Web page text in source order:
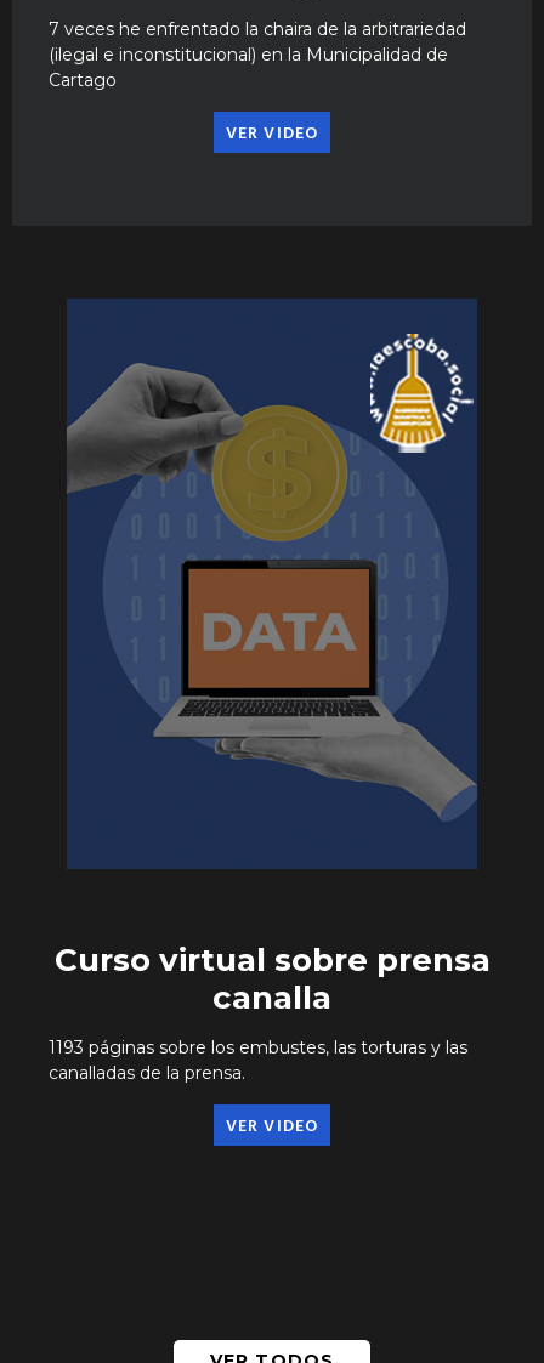
7 veces he enfrentado la chaira de la arbitrariedad
(ilegal e inconstitucional) en la Municipalidad de
Cartago
VER VIDEO
Curso virtual sobre prensa
canalla
1193 páginas sobre los embustes, las torturas y las
canalladas de la prensa.
VER VIDEO